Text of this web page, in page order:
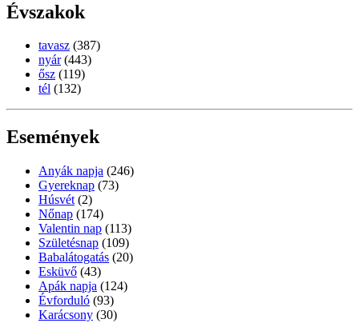
Évszakok
tavasz (387)
nyár (443)
ősz (119)
tél (132)
Események
Anyák napja (246)
Gyereknap (73)
Húsvét (2)
Nőnap (174)
Valentin nap (113)
Születésnap (109)
Babalátogatás (20)
Esküvő (43)
Apák napja (124)
Évforduló (93)
Karácsony (30)